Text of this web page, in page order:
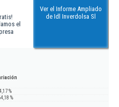
el
Ver el Informe Ampliado
de Idl Inverdolsa Sl
%
%